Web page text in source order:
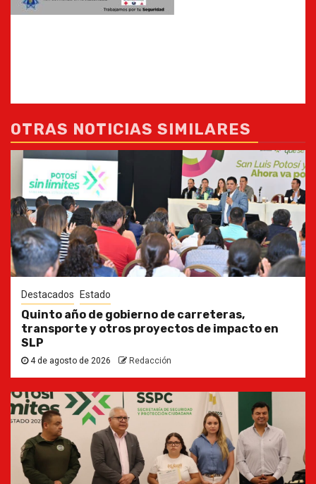
OTRAS NOTICIAS SIMILARES
Destacados Estado
Quinto año de gobierno de carreteras,
transporte y otros proyectos de impacto en
SLP
4 de agosto de 2026 Redacción